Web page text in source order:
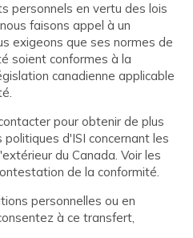
personnels en vertu des lois
faisons appel à un
exigeons que ses normes de
soient conformes à la
canadienne applicable
pour obtenir de plus
d'ISI concernant les
du Canada. Voir les
de la conformité.
personnelles ou en
à ce transfert,